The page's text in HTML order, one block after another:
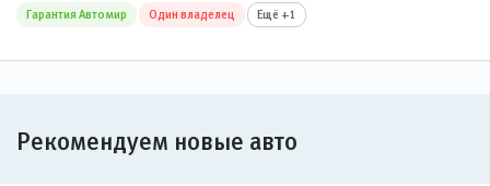
Гарантия Автомир Один владелец Ещё +1
Рекомендуем новые авто